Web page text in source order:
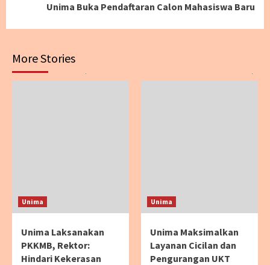
Unima Buka Pendaftaran Calon Mahasiswa Baru
More Stories
Unima
Unima Laksanakan
PKKMB, Rektor:
Hindari Kekerasan
Unima
Unima Maksimalkan
Layanan Cicilan dan
Pengurangan UKT